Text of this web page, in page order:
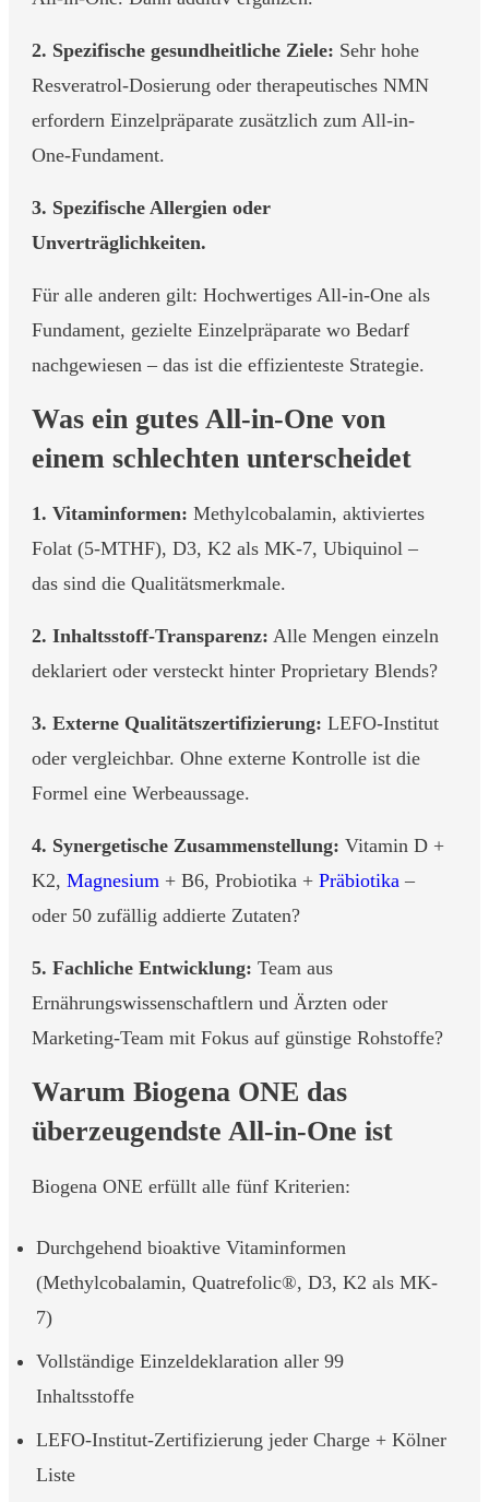
2. Spezifische gesundheitliche Ziele: Sehr hohe
Resveratrol-Dosierung oder therapeutisches NMN
erfordern Einzelpräparate zusätzlich zum All-in-
One-Fundament.
3. Spezifische Allergien oder
Unverträglichkeiten.
Für alle anderen gilt: Hochwertiges All-in-One als
Fundament, gezielte Einzelpräparate wo Bedarf
nachgewiesen – das ist die effizienteste Strategie.
Was ein gutes All-in-One von
einem schlechten unterscheidet
1. Vitaminformen: Methylcobalamin, aktiviertes
Folat (5-MTHF), D3, K2 als MK-7, Ubiquinol –
das sind die Qualitätsmerkmale.
2. Inhaltsstoff-Transparenz: Alle Mengen einzeln
deklariert oder versteckt hinter Proprietary Blends?
3. Externe Qualitätszertifizierung: LEFO-Institut
oder vergleichbar. Ohne externe Kontrolle ist die
Formel eine Werbeaussage.
4. Synergetische Zusammenstellung: Vitamin D +
K2, Magnesium + B6, Probiotika + Präbiotika –
oder 50 zufällig addierte Zutaten?
5. Fachliche Entwicklung: Team aus
Ernährungswissenschaftlern und Ärzten oder
Marketing-Team mit Fokus auf günstige Rohstoffe?
Warum Biogena ONE das
überzeugendste All-in-One ist
Biogena ONE erfüllt alle fünf Kriterien:
Durchgehend bioaktive Vitaminformen
(Methylcobalamin, Quatrefolic®, D3, K2 als MK-
7)
Vollständige Einzeldeklaration aller 99
Inhaltsstoffe
LEFO-Institut-Zertifizierung jeder Charge + Kölner
Liste